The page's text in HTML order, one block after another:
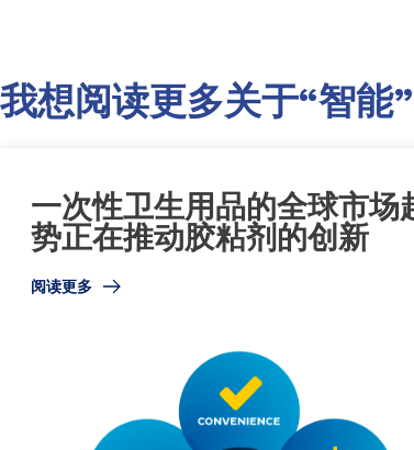
我想阅读更多关于“智能
一次性卫生用品的全球市场
势正在推动胶粘剂的创新
阅读更多